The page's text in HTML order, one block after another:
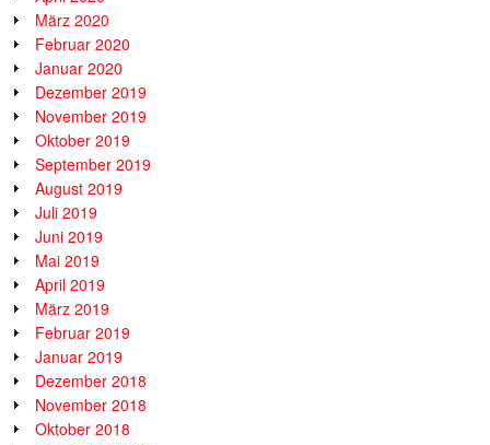
März 2020
Februar 2020
Januar 2020
Dezember 2019
November 2019
Oktober 2019
September 2019
August 2019
Juli 2019
Juni 2019
Mai 2019
April 2019
März 2019
Februar 2019
Januar 2019
Dezember 2018
November 2018
Oktober 2018